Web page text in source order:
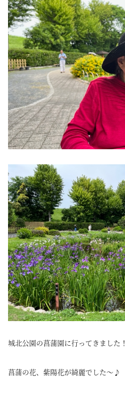
城北公園の菖蒲園に行ってきました！
菖蒲の花、紫陽花が綺麗でした～♪